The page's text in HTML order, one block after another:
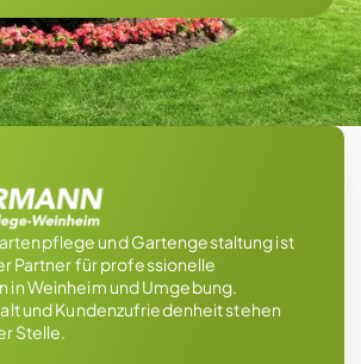
und Gartengestaltung ist
Partner für professionelle
in Weinheim und Umgebung.
und Kundenzufriedenheit stehen
Stelle.